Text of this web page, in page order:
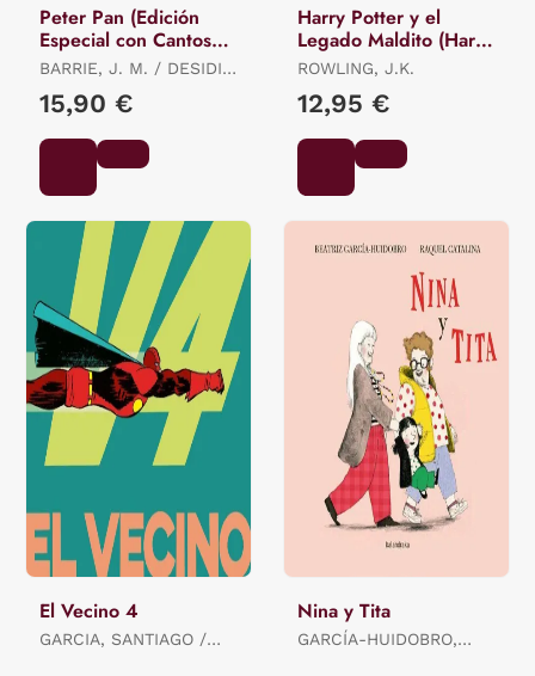
Peter Pan (Edición
Especial con Cantos
Tintados)
BARRIE, J. M. / DESIDIA,
15,90 €
Harry Potter y el
Legado Maldito (Harry
Potter 8)
ROWLING, J.K.
12,95 €
El Vecino 4
GARCIA, SANTIAGO /
Nina y Tita
GARCÍA-HUIDOBRO,